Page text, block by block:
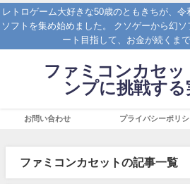
レトロゲーム大好きな50歳のともきちが、
ソフトを集め始めました。 クソゲーから幻
ート目指して、お金が続くま
ファミコンカセ
ンプに挑戦する
お問い合わせ プライバシーポリ
ファミコンカセットの記事一覧